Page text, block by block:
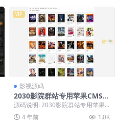
VIP
影视源码
2030影院群站专用苹果CMS1
0自适应手机电影整站源码影
视模板
源码说明: 2030影院群站专用苹果C
MS10自适应手机电影整站源码影视
模板 采...
4 年前 1.0K